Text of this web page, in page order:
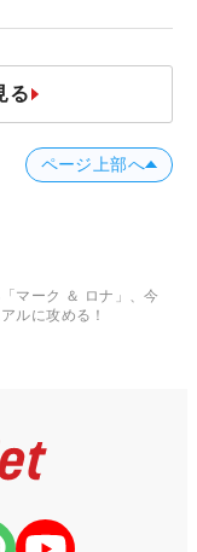
る
ページ上部へ
マーク ＆ ロナ」、今
ルに攻める！